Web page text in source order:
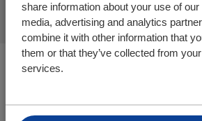
share information about your use of
media, advertising and analytics
combine it with other information that
them or that they’ve collected from
services.
U bevindt zich hier:
Onderdelen/webshop